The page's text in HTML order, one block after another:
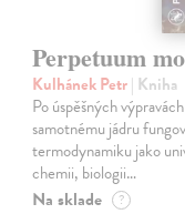
Perpetuum
Kulhánek Petr| Kniha
Po úspěšných
samotnému jádru
termodynamiku jako
chemii, biologii…
Na sklade ?